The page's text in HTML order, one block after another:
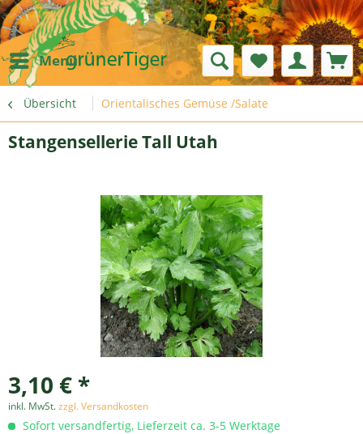
Menü
Übersicht Orientalisches Gemüse /Salate
Stangensellerie Tall Utah
3,10 € *
inkl. MwSt.zzgl. Versandkosten
Sofort versandfertig, Lieferzeit ca. 3-5 Werktage